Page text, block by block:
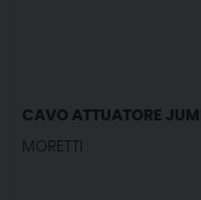
CAVO ATTUATORE
MORETTI